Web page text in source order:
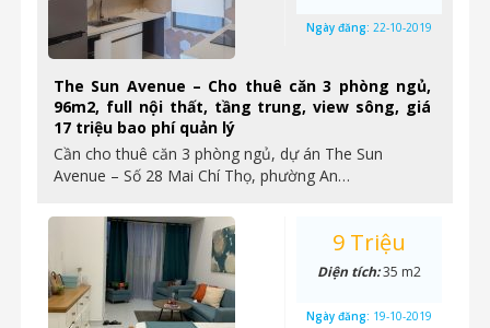
The Sun Avenue – Cho thuê căn 3 phòng ngủ,
96m2, full nội thất, tầng trung, view sông, giá
17 triệu bao phí quản lý
Cần cho thuê căn 3 phòng ngủ, dự án The Sun
Avenue – Số 28 Mai Chí Thọ, phường An…
Ngày đăng: 22-10-2019
9 Triệu
Diện tích:35 m2
Ngày đăng: 19-10-2019